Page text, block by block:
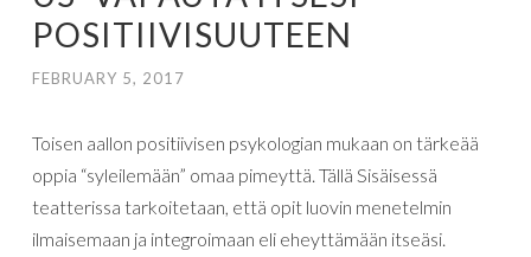
POSITIIVISUUTEEN
FEBRUARY 5, 2017
Toisen aallon positiivisen psykologian mukaan on tärkeää
oppia “syleilemään” omaa pimeyttä. Tällä Sisäisessä
teatterissa tarkoitetaan, että opit luovin menetelmin
ilmaisemaan ja integroimaan eli eheyttämään itseäsi.